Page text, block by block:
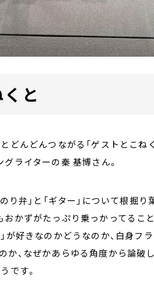
と
んどんつながる「ゲストとこねく
ライターの秦 基博さん。
り弁」と「ギター」について根掘
かずがたっぷり乗っかってるこ
が好きなのかどうなのか、白身フ
か、なぜかあらゆる角度から論破
です。